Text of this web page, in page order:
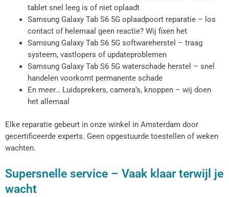
tablet snel leeg is of niet oplaadt
Samsung Galaxy Tab S6 5G oplaadpoort reparatie – los
contact of helemaal geen reactie? Wij fixen het
Samsung Galaxy Tab S6 5G softwareherstel – traag
systeem, vastlopers of updateproblemen
Samsung Galaxy Tab S6 5G waterschade herstel – snel
handelen voorkomt permanente schade
En meer… Luidsprekers, camera’s, knoppen – wij doen
het allemaal
Elke reparatie gebeurt in onze winkel in Amsterdam door
gecertificeerde experts. Geen opgestuurde toestellen of weken
wachten.
Supersnelle service – Vaak klaar terwijl je
wacht